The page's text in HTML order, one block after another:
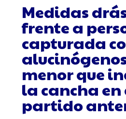
Medidas
frente a
capturada
menor que
la cancha en
partido